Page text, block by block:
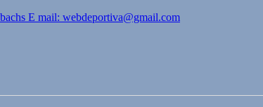
E mail: webdeportiva@gmail.com